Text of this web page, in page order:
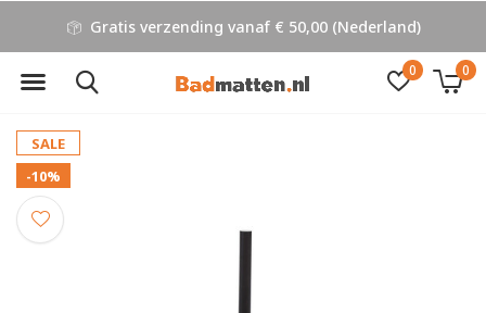
0 0
Gratis verzending vanaf € 50,00 (Nederland)
SALE
-10%